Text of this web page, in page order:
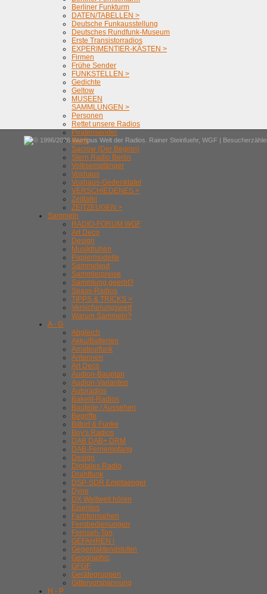
Berliner Funkturm
DATEN/TABELLEN >
Deutsche Funkausstellung
Deutsches Rundfunk-Museum
Erste Transistorradios
EXPERIMENTIER-KÄSTEN >
Firmen
Frühe Sender
FUNKSTELLEN >
Gedichte
Geltow
MUSEEN
SAMMLUNGEN >
Personen
Rettet unsere Radios
Piratensender
RIAS
Sacrow (Der Beginn)
Stern Radio Berlin
Volksempfänger
Voxhaus
Voxhaus-Gedenktafel
VERSCHIEDENES >
Zeittafel
ZEITZEUGEN >
Sammeln
RADIO-FORUM WGF
Art Deco
Design
Musiktruhen
Papiermodelle
Sammelwut
Sammlerpreise
Sammlung geerbt?
Spass-Radios
TIPPS & TRICKS >
Versicherungswert
Warum Sammeln?
A - G
Abgleich
Akku/Batterien
Amateurfunk
Antennen
Art Deco
Audion-Bauplan
Audion-Varianten
Autoradios
Bakelit-Radios
Bauteile / Aussehen
Begriffe
Bittorf & Funke
Boy's Radios
DAB DAB+ DRM
DAB-Fernempfang
Design
Digitales Radio
Drahtfunk
DSP-SDR Empfaenger
Dyne
DX Weltweit hören
Eisenlos
Farbfernsehen
Fernbedienungen
Fernseh-Ton
GEFAHREN !
Gegentaktendstufen
Geographic
GFGF
Gerätegruppen
Gittervorspannung
H - P
© 1996/2026 Wumpus Welt der Radios. Rainer Steinfuehr, WGF |